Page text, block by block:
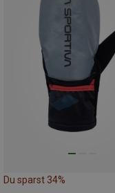
Du sparst 34%